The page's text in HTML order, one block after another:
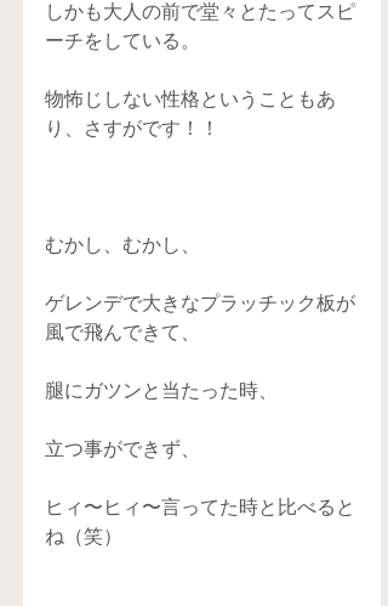
しかも大人の前で堂々とたってスピ
ーチをしている。
物怖じしない性格ということもあ
り、さすがです！！
むかし、むかし、
ゲレンデで大きなプラッチック板が
風で飛んできて、
腿にガツンと当たった時、
立つ事ができず、
ヒィ〜ヒィ〜言ってた時と比べると
ね（笑）